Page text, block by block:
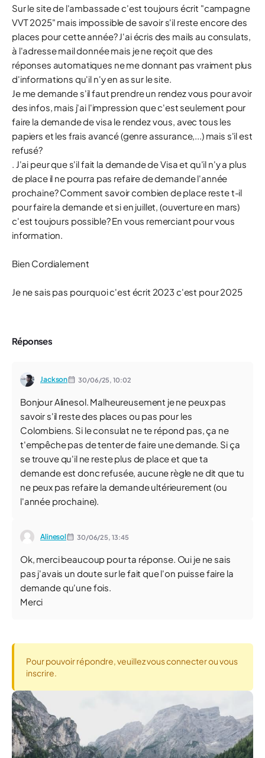
Sur le site de l'ambassade c'est toujours écrit "campagne
VVT 2025" mais impossible de savoir s'il reste encore des
places pour cette année? J'ai écris des mails au consulats,
à l'adresse mail donnée mais je ne reçoit que des
réponses automatiques ne me donnant pas vraiment plus
d'informations qu'il n'y en as sur le site.
Je me demande s'il faut prendre un rendez vous pour avoir
des infos, mais j'ai l'impression que c'est seulement pour
faire la demande de visa le rendez vous, avec tous les
papiers et les frais avancé (genre assurance,...) mais s'il est
refusé?
. J'ai peur que s'il fait la demande de Visa et qu'il n'y a plus
de place il ne pourra pas refaire de demande l'année
prochaine? Comment savoir combien de place reste t-il
pour faire la demande et si en juillet, (ouverture en mars)
c'est toujours possible? En vous remerciant pour vous
information.
Bien Cordialement
Je ne sais pas pourquoi c'est écrit 2023 c'est pour 2025
Réponses
Jackson 30/06/25,10:02
Bonjour Alinesol. Malheureusement je ne peux pas
savoir s'il reste des places ou pas pour les
Colombiens. Si le consulat ne te répond pas, ça ne
t'empêche pas de tenter de faire une demande. Si ça
se trouve qu'il ne reste plus de place et que ta
demande est donc refusée, aucune règle ne dit que tu
ne peux pas refaire la demande ultérieurement (ou
l'année prochaine).
Alinesol 30/06/25, 13:45
Ok, merci beaucoup pour ta réponse. Oui je ne sais
pas j'avais un doute sur le fait que l'on puisse faire la
demande qu'une fois.
Merci
Pour pouvoir répondre, veuillez vous connecter ou vous
inscrire.